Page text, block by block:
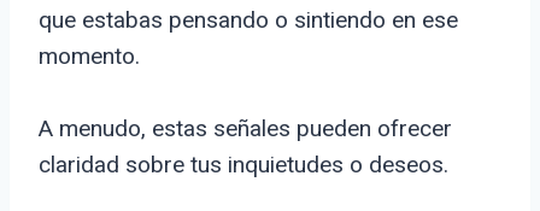
que estabas pensando o sintiendo en ese
momento.
A menudo, estas señales pueden ofrecer
claridad sobre tus inquietudes o deseos.